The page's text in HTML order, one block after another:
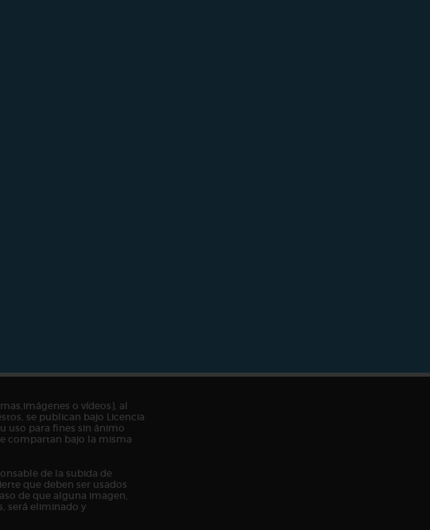
o vídeos), al
se publican bajo Licencia
uso para fines sin ánimo
compartan bajo la misma
de la subida de
que deben ser usados
de que alguna imagen,
será eliminado y